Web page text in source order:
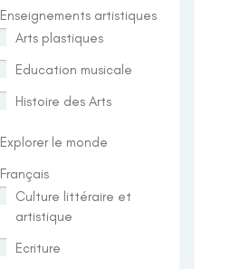
Enseignements artistiques
Arts plastiques
Education musicale
Histoire des Arts
Explorer le monde
Français
Culture littéraire et
artistique
Ecriture